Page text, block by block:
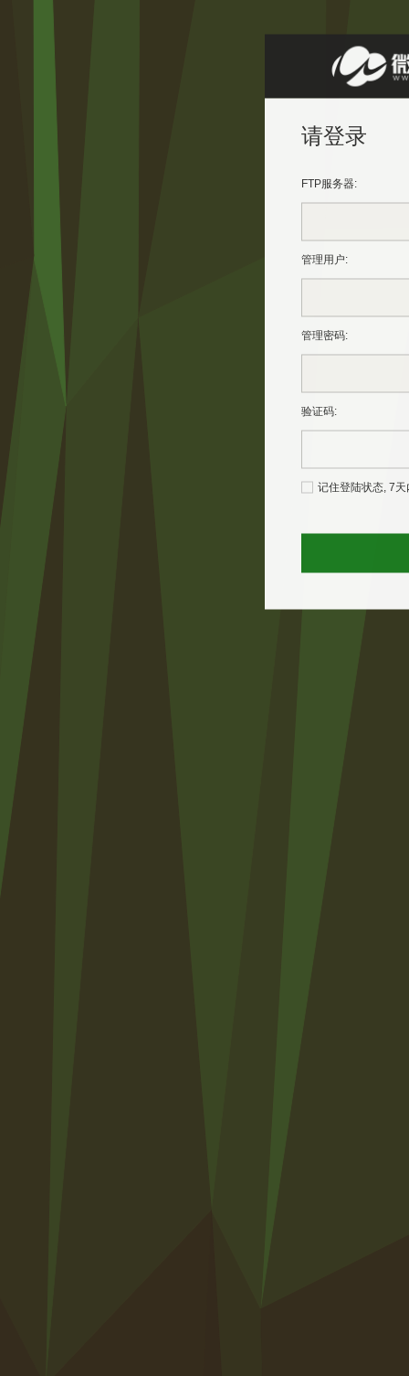
请登录
FTP服务器:
管理用户:
管理密码:
验证码:
记住登陆状态, 7天